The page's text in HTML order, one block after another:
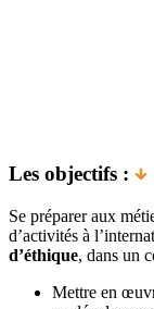
Les objectifs :
Se préparer aux
d’activités à
d’éthique, dans un
Mettre en